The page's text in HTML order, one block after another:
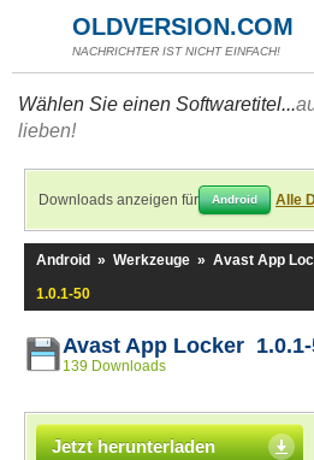
OLDVERSION.COM
NACHRICHTER IST NICHT EINFACH!
Wählen Sie einen Softwaretitel...
lieben!
Downloads anzeigen für Android Alle
Android » Werkzeuge » Avast App
1.0.1-50
Avast App Locker
139 Downloads
Jetzt herunterladen